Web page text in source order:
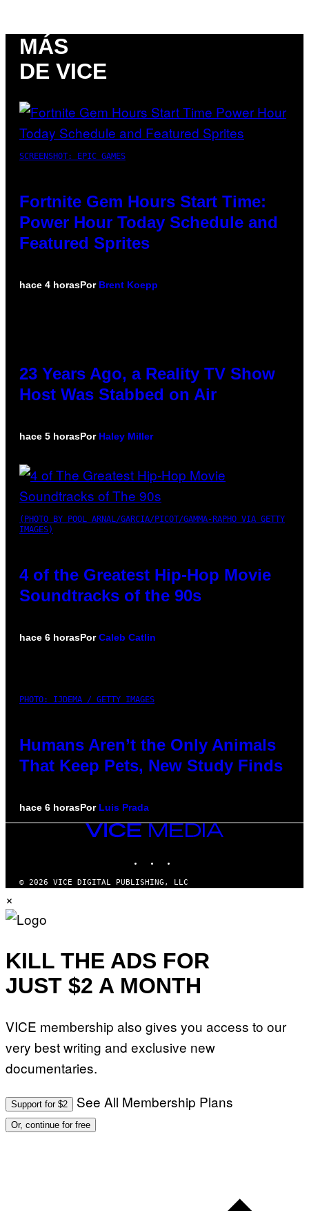
MÁS
DE VICE
SCREENSHOT: EPIC GAMES
Fortnite Gem Hours Start Time:
Power Hour Today Schedule and
Featured Sprites
hace 4 horasPor Brent Koepp
23 Years Ago, a Reality TV Show
Host Was Stabbed on Air
hace 5 horasPor Haley Miller
(PHOTO BY POOL ARNAL/GARCIA/PICOT/GAMMA-RAPHO VIA GETTY
IMAGES)
4 of the Greatest Hip-Hop Movie
Soundtracks of the 90s
hace 6 horasPorCaleb Catlin
PHOTO: IJDEMA / GETTY IMAGES
Humans Aren’t the Only Animals
That Keep Pets, New Study Finds
hace 6 horasPor Luis Prada
VICE
© 2026 VICE DIGITAL PUBLISHING, LLC
×
KILL THE ADS FOR
JUST $2 A MONTH
VICE membership also gives you access to our
very best writing and exclusive new
documentaries.
Support for $2 See All Membership Plans
Or, continue for free